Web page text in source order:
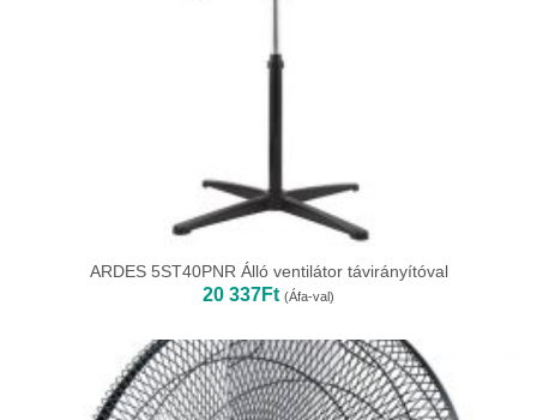
ARDES 5ST40PNR Álló ventilátor távirányítóval
20 337Ft (Áfa-val)